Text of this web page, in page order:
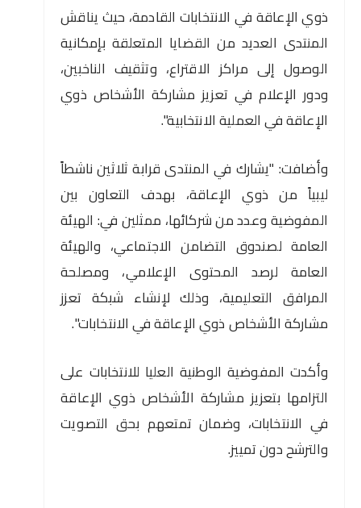
ذوي الإعاقة في الانتخابات القادمة، حيث يناقش
المنتدى العديد من القضايا المتعلقة بإمكانية
الوصول إلى مراكز الاقتراع، وتثقيف الناخبين،
ودور الإعلام في تعزيز مشاركة الأشخاص ذوي
الإعاقة في العملية الانتخابية".
وأضافت: "يشارك في المنتدى قرابة ثلاثين ناشطاً
ليبياً من ذوي الإعاقة، بهدف التعاون بين
المفوضية وعدد من شركائها، ممثلين في: الهيئة
العامة لصندوق التضامن الاجتماعي، والهيئة
العامة لرصد المحتوى الإعلامي، ومصلحة
المرافق التعليمية، وذلك لإنشاء شبكة تعزز
مشاركة الأشخاص ذوي الإعاقة في الانتخابات".
وأكدت المفوضية الوطنية العليا للانتخابات على
التزامها بتعزيز مشاركة الأشخاص ذوي الإعاقة
في الانتخابات، وضمان تمتعهم بحق التصويت
والترشح دون تمييز.